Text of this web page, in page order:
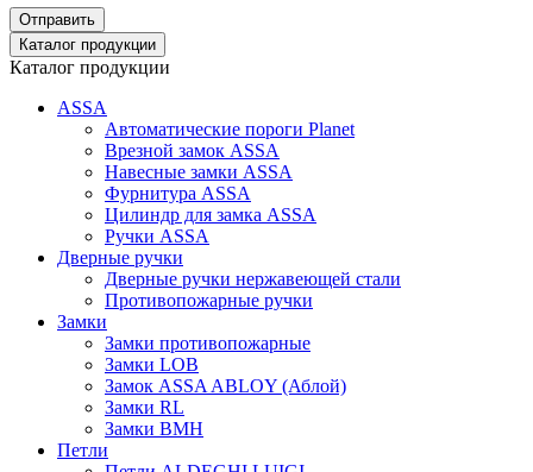
Отправить
Каталог продукции
Каталог продукции
ASSA
Автоматические пороги Planet
Врезной замок ASSA
Навесные замки ASSA
Фурнитура ASSA
Цилиндр для замка ASSA
Ручки ASSA
Дверные ручки
Дверные ручки нержавеющей стали
Противопожарные ручки
Замки
Замки противопожарные
Замки LOB
Замок ASSA ABLOY (Аблой)
Замки RL
Замки BMH
Петли